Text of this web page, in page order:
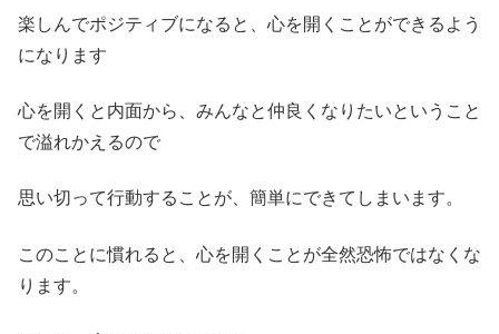
楽しんでポジティブになると、心を開くことができるよう
になります
心を開くと内面から、みんなと仲良くなりたいということ
で溢れかえるので
思い切って行動することが、簡単にできてしまいます。
このことに慣れると、心を開くことが全然恐怖ではなくな
ります。